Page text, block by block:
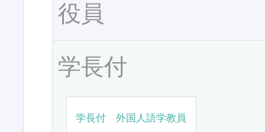
役員
学長付
学長付 外国人語学教員